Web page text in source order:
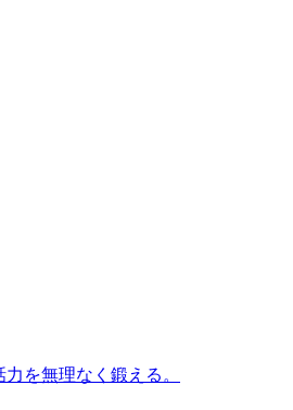
を無理なく鍛える。